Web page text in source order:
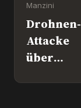
Manzini
Drohnen-
Attacke
über